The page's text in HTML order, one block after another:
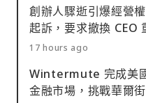
創辦人驟逝引爆經營
起訴，要求撤換 CEO
17 hours ago
Wintermute 完成美
金融市場，挑戰華爾